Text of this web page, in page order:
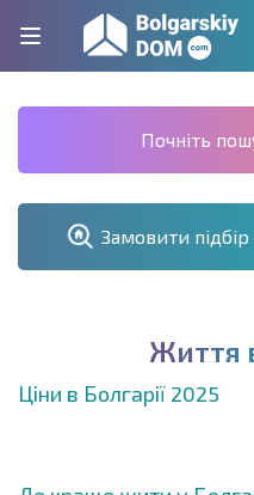
Почніть
Замовити
Життя
Ціни в Болгарії 2025